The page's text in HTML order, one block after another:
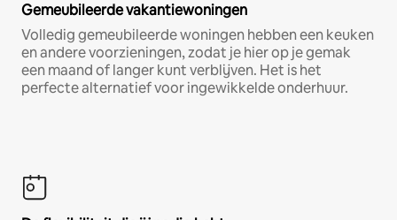
Gemeubileerde vakantiewoningen
Volledig gemeubileerde woningen hebben een keuken
en andere voorzieningen, zodat je hier op je gemak
een maand of langer kunt verblijven. Het is het
perfecte alternatief voor ingewikkelde onderhuur.